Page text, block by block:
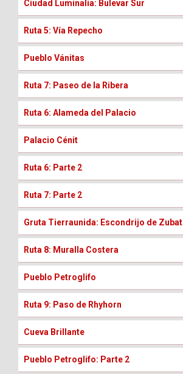
Ciudad Luminalia: Bulevar Sur
Ruta 5: Vía Repecho
Pueblo Vánitas
Ruta 7: Paseo de la Ribera
Ruta 6: Alameda del Palacio
Palacio Cénit
Ruta 6: Parte 2
Ruta 7: Parte 2
Gruta Tierraunida: Escondrijo de Zubat
Ruta 8: Muralla Costera
Pueblo Petroglifo
Ruta 9: Paso de Rhyhorn
Cueva Brillante
Pueblo Petroglifo: Parte 2